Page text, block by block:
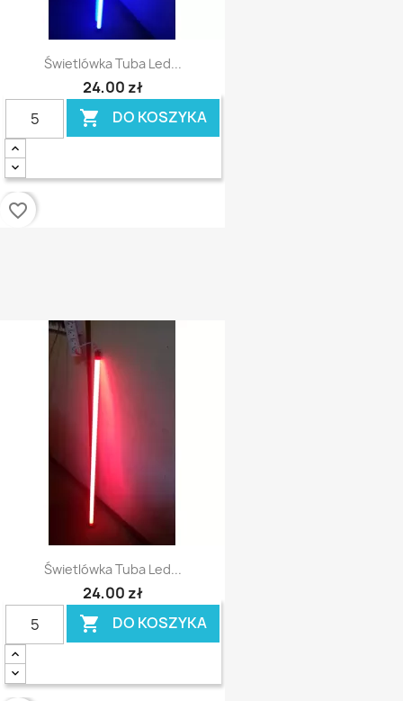
Świetlówka Tuba Led...
24,00 zł
 DO KOSZYKA
favorite_border
Świetlówka Tuba Led...
24,00 zł
 DO KOSZYKA